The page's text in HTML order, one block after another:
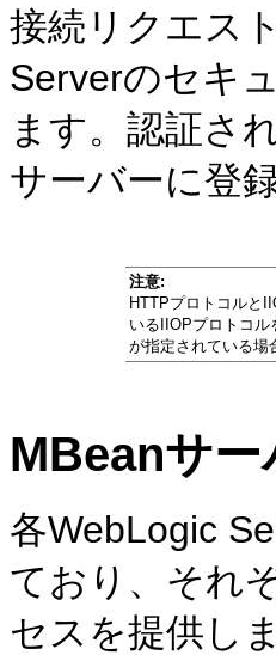
接続リクエス
Serverのセキ
ます。認証さ
サーバーに登
注意:
HTTPプロトコルと
いるIIOPプロトコル
が指定されている場
MBeanサ
各WebLogic
ており、それ
セスを提供しま